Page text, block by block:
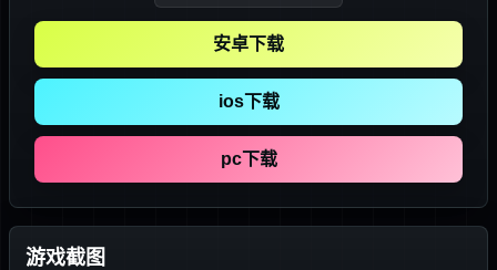
安卓下载
ios下载
pc下载
游戏截图